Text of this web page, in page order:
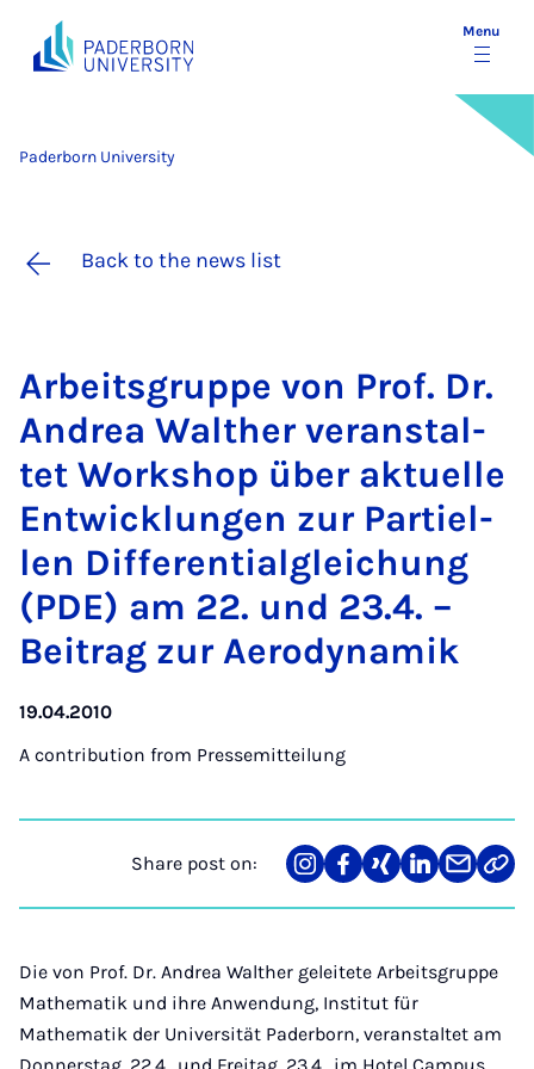
Menu
Paderborn University
Back to the news list
Arbeits­gruppe von Prof. Dr.
An­drea Walth­er ver­an­stal­
tet Work­shop über ak­tuelle
En­twicklun­gen zur Parti­el­
len Dif­fer­en­tialgleichung
(PDE) am 22. und 23.4. –
Beitrag zur Aero­dy­namik
19.04.2010
A contribution from Pressemitteilung
Share post on:
Share
on
Teilen
auf
Teilen
auf
Teilen
auf
Teilen
über
Link
Die von Prof. Dr. Andrea Walther geleitete Arbeitsgruppe
Mathematik und ihre Anwendung, Institut für
Mathematik der Universität Paderborn, veranstaltet am